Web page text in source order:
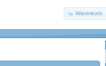
Warenkorb